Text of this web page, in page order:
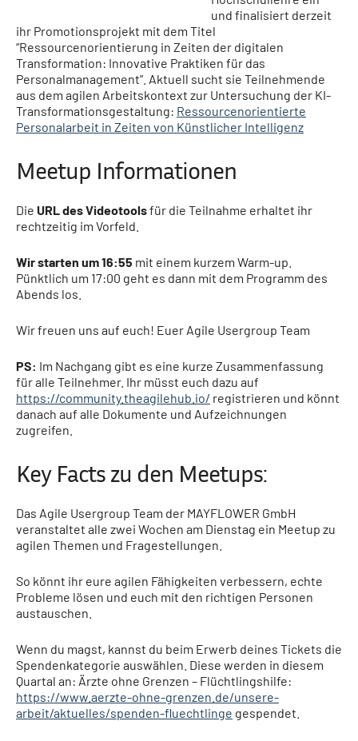
und finalisiert derzeit
ihr Promotionsprojekt mit dem Titel
“Ressourcenorientierung in Zeiten der digitalen
Transformation: Innovative Praktiken für das
Personalmanagement”. Aktuell sucht sie Teilnehmende
aus dem agilen Arbeitskontext zur Untersuchung der KI-
Transformationsgestaltung: Ressourcenorientierte
Personalarbeit in Zeiten von Künstlicher Intelligenz
Meetup Informationen
Die URL des Videotoolsfür die Teilnahme erhaltet ihr
rechtzeitig im Vorfeld.
Wir starten um 16:55 mit einem kurzem Warm-up.
Pünktlich um 17:00 geht es dann mit dem Programm des
Abends los.
Wir freuen uns auf euch! Euer Agile Usergroup Team
PS: Im Nachgang gibt es eine kurze Zusammenfassung
für alle Teilnehmer. Ihr müsst euch dazu auf
https://community.theagilehub.io/ registrieren und könnt
danach auf alle Dokumente und Aufzeichnungen
zugreifen.
Key Facts zu den Meetups:
Das Agile Usergroup Team der MAYFLOWER GmbH
veranstaltet alle zwei Wochen am Dienstag ein Meetup zu
agilen Themen und Fragestellungen.
So könnt ihr eure agilen Fähigkeiten verbessern, echte
Probleme lösen und euch mit den richtigen Personen
austauschen.
Wenn du magst, kannst du beim Erwerb deines Tickets die
Spendenkategorie auswählen. Diese werden in diesem
Quartal an: Ärzte ohne Grenzen – Flüchtlingshilfe:
https://www.aerzte-ohne-grenzen.de/unsere-
arbeit/aktuelles/spenden-fluechtlinge gespendet.